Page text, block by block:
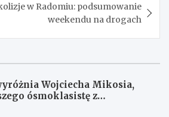
w Radomiu: podsumowanie
weekendu na drogach
Wojciecha Mikosia,
ósmoklasistę z